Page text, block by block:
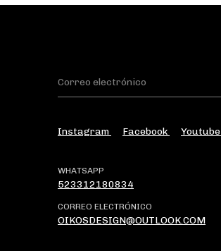
Instagram Facebook Youtube
WHATSAPP
523312180834
CORREO ELECTRÓNICO
OIKOSDESIGN@OUTLOOK.COM